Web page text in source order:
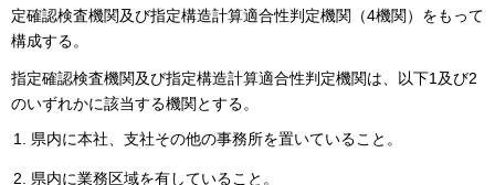
定確認検査機関及び指定構造計算適合性判定機関（4機関）をもって
構成する。
指定確認検査機関及び指定構造計算適合性判定機関は、以下1及び2
のいずれかに該当する機関とする。
県内に本社、支社その他の事務所を置いていること。
県内に業務区域を有していること。